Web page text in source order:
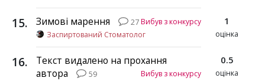
15. Зимові марення 27Вибув з конкурсу
Заспиртований Стоматолог
1
оцінка
16.
Текст видалено на прохання
автора
59
Вибув з конкурсу
0.5
оцінка